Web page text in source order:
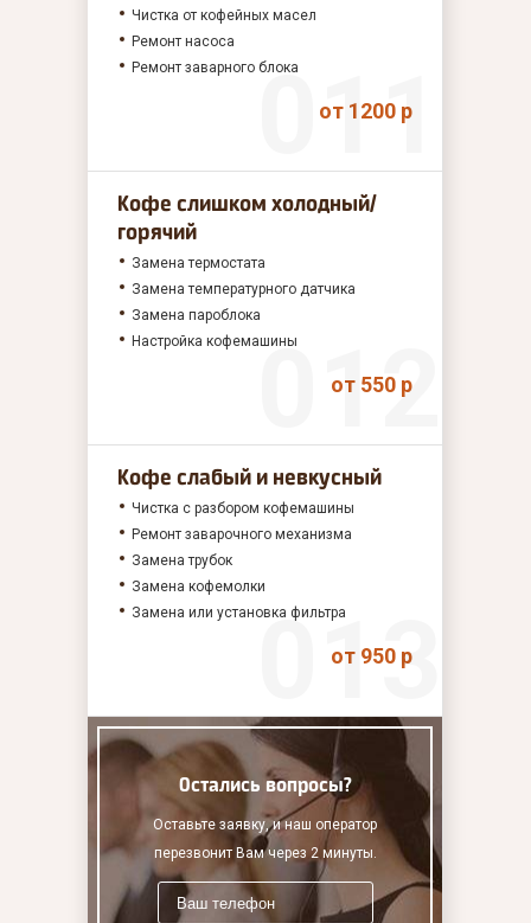
Чистка от кофейных масел
Ремонт насоса
Ремонт заварного блока
от 1200 р
Кофе слишком холодный/
горячий
Замена термостата
Замена температурного датчика
Замена пароблока
Настройка кофемашины
от 550 р
Кофе слабый и невкусный
Чистка с разбором кофемашины
Ремонт заварочного механизма
Замена трубок
Замена кофемолки
Замена или установка фильтра
от 950 р
Остались вопросы?
Оставьте заявку, и наш оператор
перезвонит Вам через 2 минуты.